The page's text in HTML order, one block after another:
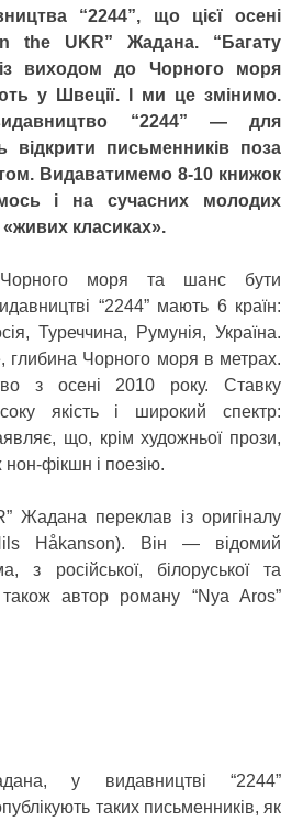
“2244”, що цієї осені
the UKR” Жадана. “Багату
із виходом до Чорного моря
у Швеції. І ми це змінимо.
“2244” — для
відкрити письменників поза
Видаватимемо 8-10 книжок
і на сучасних молодих
класиках».
моря та шанс бути
“2244” мають 6 країн:
Туреччина, Румунія, Україна.
глибина Чорного моря в метрах.
з осені 2010 року. Ставку
якість і широкий спектр:
що, крім художньої прози,
нон-фікшн і поезію.
Жадана переклав із оригіналу
Håkanson). Він — відомий
з російської, білоруської та
автор роману “Nya Aros”
у видавництві “2244”
таких письменників, як